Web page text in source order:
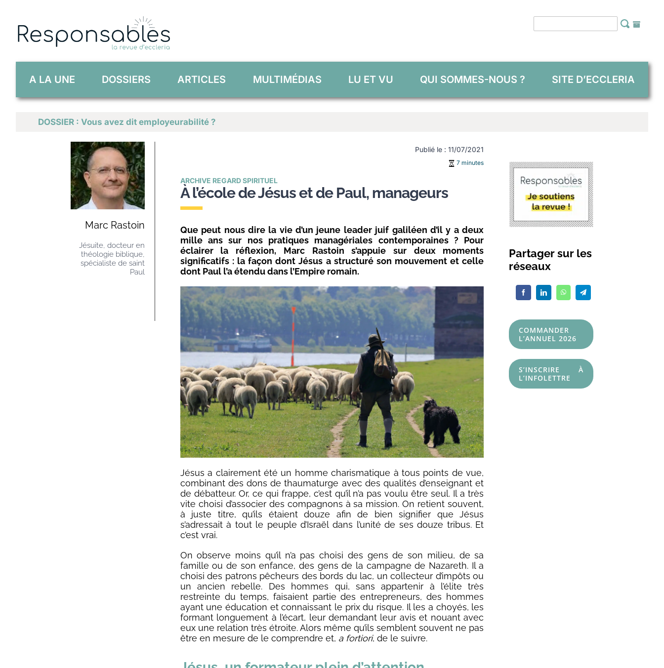
content
A LA UNE DOSSIERS ARTICLES MULTIMÉDIAS LU ET VU QUI SOMMES-NOUS ? SITE D’ECCLERIA
DOSSIER : Vous avez dit employeurabilité ?
Marc Rastoin
Jésuite, docteur en
théologie biblique,
spécialiste de saint
Paul
Publié le : 11/07/2021
7 minutes
ARCHIVE REGARD SPIRITUEL
À l’école de Jésus et de Paul, manageurs
Que peut nous dire la vie d’un jeune leader juif galiléen d’il y a deux
mille ans sur nos pratiques managériales contemporaines ? Pour
éclairer la réflexion, Marc Rastoin s’appuie sur deux moments
significatifs : la façon dont Jésus a structuré son mouvement et celle
dont Paul l’a étendu dans l’Empire romain.
Jésus a clairement été un homme charismatique à tous points de vue,
combinant des dons de thaumaturge avec des qualités d’enseignant et
de débatteur. Or, ce qui frappe, c’est qu’il n’a pas voulu être seul. Il a très
vite choisi d’associer des compagnons à sa mission. On retient souvent,
à juste titre, qu’ils étaient douze afin de bien signifier que Jésus
s’adressait à tout le peuple d’Israël dans l’unité de ses douze tribus. Et
c’est vrai.
On observe moins qu’il n’a pas choisi des gens de son milieu, de sa
famille ou de son enfance, des gens de la campagne de Nazareth. Il a
choisi des patrons pêcheurs des bords du lac, un collecteur d’impôts ou
un ancien rebelle. Des hommes qui, sans appartenir à l’élite très
restreinte du temps, faisaient partie des entrepreneurs, des hommes
ayant une éducation et connaissant le prix du risque. Il les a choyés, les
formant longuement à l’écart, leur demandant leur avis et nouant avec
eux une relation très étroite. Alors même qu’ils semblent souvent ne pas
être en mesure de le comprendre et, a fortiori, de le suivre.
Partager sur les
réseaux
COMMANDER
L’ANNUEL 2026
S’INSCRIRE À
L’INFOLETTRE